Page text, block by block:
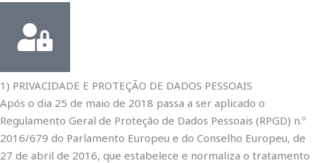
1) PRIVACIDADE E PROTEÇÃO DE DADOS PESSOAIS
Após o dia 25 de maio de 2018 passa a ser aplicado o
Regulamento Geral de Proteção de Dados Pessoais (RPGD) n.º
2016/679 do Parlamento Europeu e do Conselho Europeu, de
27 de abril de 2016, que estabelece e normaliza o tratamento